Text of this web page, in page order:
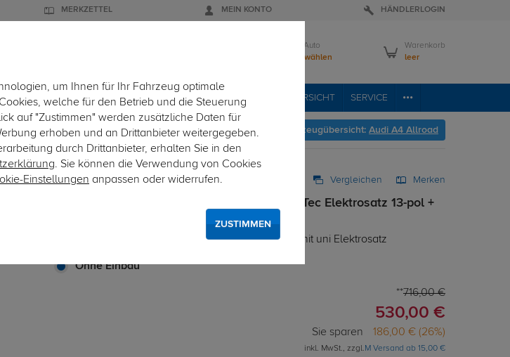
MERKZETTEL MEIN KONTO HÄNDLERLOGIN
Mein Auto
Bitte wählen
Warenkorb
leer
ZUBEHÖR EINBAUSERVICE FAHRZEUGÜBERSICHT SERVICE
Hier geht's zur Fahrzeugübersicht: Audi A4 Allroad
Art.-Nr. SET-aTO483-5762089 Vergleichen Merken
TowCar Anhängerkupplung abnehmbar + TowTec Elektrosatz 13-pol +
Adapter für Audi A4 Allroad 06.2016 - jetzt
abnehmbares Automatiksystem von unten gesteckt mit uni Elektrosatz
Ohne Einbau
716,00 €
530,00 €
Sie sparen 186,00 € (26%)
inkl. MwSt., zzgl.M Versand ab 15,00 €
um Ihnen für Ihr Fahrzeug optimale
welche für den Betrieb und die Steuerung
auf "Zustimmen" werden zusätzliche Daten für
erhoben und an Drittanbieter weitergegeben.
durch Drittanbieter, erhalten Sie in den
. Sie können die Verwendung von Cookies
Einstellungen anpassen oder widerrufen.
ZUSTIMMEN